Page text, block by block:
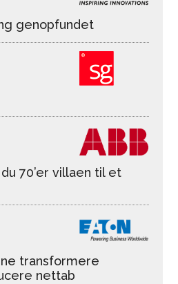
genopfundet
70’er villaen til et
transformere
nettab